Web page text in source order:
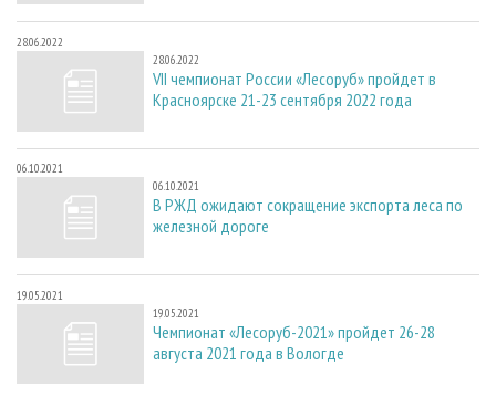
28.06.2022
28.06.2022
VII чемпионат России «Лесоруб» пройдет в
Красноярске 21-23 сентября 2022 года
06.10.2021
06.10.2021
В РЖД ожидают сокращение экспорта леса по
железной дороге
19.05.2021
19.05.2021
Чемпионат «Лесоруб-2021» пройдет 26-28
августа 2021 года в Вологде